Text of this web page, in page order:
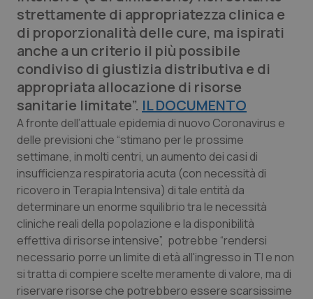
Friuli Venezia Giulia
Lazio
Liguria
Lombardia
Marche
Molise
Piemonte
Provincia Autonoma di Bolzano
Dermatite Atopica
Diabete & glucometri
Disturbi dell’umore
Dolore
Donna & Salute
Epatiti
HIV
Infezioni & Febbre
strettamente di appropriatezza clinica e
di proporzionalità delle cure, ma ispirati
anche a un criterio il più possibile
condiviso di giustizia distributiva e di
appropriata allocazione di risorse
sanitarie limitate”. IL DOCUMENTO
A fronte dell’attuale epidemia di nuovo Coronavirus e
delle previsioni che “stimano per le prossime
settimane, in molti centri, un aumento dei casi di
insufficienza respiratoria acuta (con necessità di
ricovero in Terapia Intensiva) di tale entità da
determinare un enorme squilibrio tra le necessità
cliniche reali della popolazione e la disponibilità
effettiva di risorse intensive”, potrebbe “rendersi
necessario porre un limite di età all'ingresso in TI e non
si tratta di compiere scelte meramente di valore, ma di
riservare risorse che potrebbero essere scarsissime